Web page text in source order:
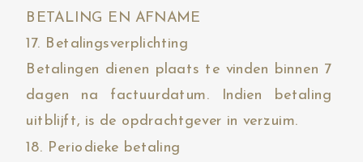
BETALING EN AFNAME
17. Betalingsverplichting
Betalingen dienen plaats te vinden binnen 7
dagen na factuurdatum. Indien betaling
uitblijft, is de opdrachtgever in verzuim.
18. Periodieke betaling